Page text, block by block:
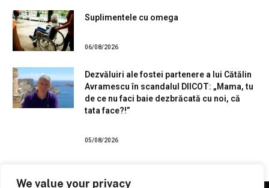
We value your privacy
Suplimentele cu omega
06/08/2026
Dezvăluiri ale fostei partenere a lui Cătălin
Avramescu în scandalul DIICOT: „Mama, tu
de ce nu faci baie dezbrăcată cu noi, că
tata face?!”
05/08/2026